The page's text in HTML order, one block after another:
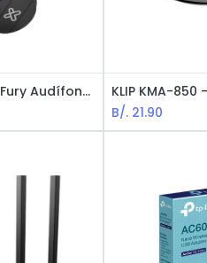
KLIP KHS-620 Fury Audífonos Con Micrófono - Bluetooth
B/. 21.90